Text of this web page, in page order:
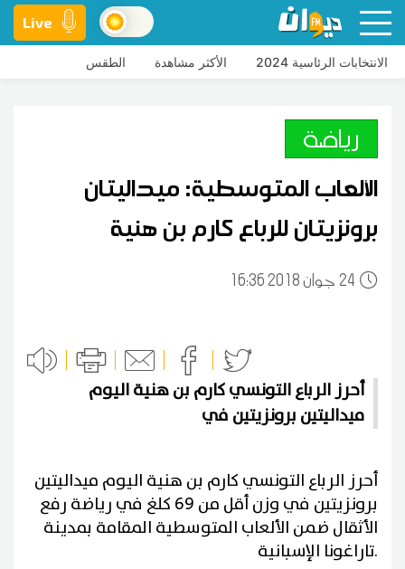
Live
الانتخابات الرئاسية 2024 الأكثر مشاهدة الطقس
رياضة
الألعاب المتوسطية: ميداليتان
برونزيتان للرباع كارم بن هنية
24 16:36 2018 جوان
أحرز الرباع التونسي كارم بن هنية اليوم
ميداليتين برونزيتين في
أحرز الرباع التونسي كارم بن هنية اليوم ميداليتين
برونزيتين في وزن أقل من 69 كلغ في رياضة رفع
الأثقال ضمن الألعاب المتوسطية المقامة بمدينة
تاراغونا الإسبانية.